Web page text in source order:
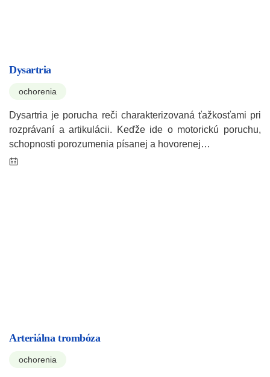
Dysartria
ochorenia
Dysartria je porucha reči charakterizovaná ťažkosťami pri
rozprávaní a artikulácii. Keďže ide o motorickú poruchu,
schopnosti porozumenia písanej a hovorenej…
Arteriálna trombóza
ochorenia